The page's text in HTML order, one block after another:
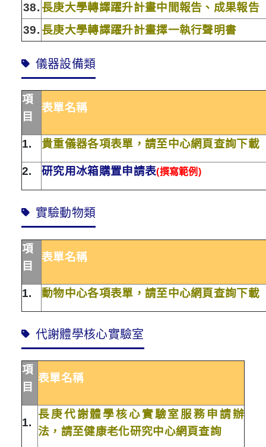
38. 長庚大學轉譯躍升計畫中間報告、成果報告
39. 長庚大學轉譯躍升計畫擇一執行聲明書
儀器設備類
項
目
表單名稱
1. 貴重儀器各項表單，請至中心網頁查詢下載
2. 研究用冰箱購置申請表(撰寫範例)
實驗動物類
項
目
表單名稱
1. 動物中心各項表單，請至中心網頁查詢下載
代謝體學核心實驗室
項
目
表單名稱
1.
長庚代謝體學核心實驗室服務申請辦
法，請至健康老化研究中心網頁查詢